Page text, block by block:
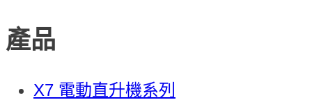
產品
X7 電動直升機系列